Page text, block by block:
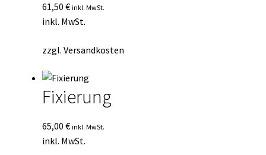
61,50 € inkl. MwSt.
inkl. MwSt.
zzgl. Versandkosten
Fixierung
65,00 € inkl. MwSt.
inkl. MwSt.